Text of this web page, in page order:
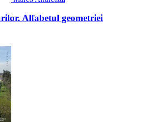
Alfabetul geometriei